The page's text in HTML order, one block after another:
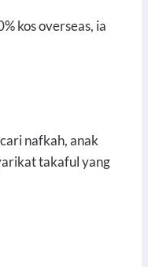
kos overseas, ia
nafkah, anak
takaful yang